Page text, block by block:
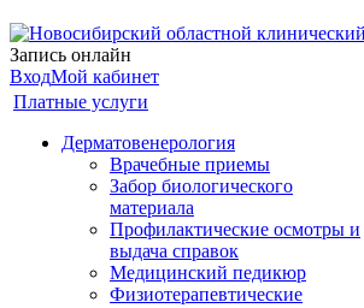
Запись онлайн
ВходМой кабинет
Платные услуги
Дерматовенерология
Врачебные приемы
Забор биологического
материала
Профилактические осмотры и
выдача справок
Медицинский педикюр
Физиотерапевтические